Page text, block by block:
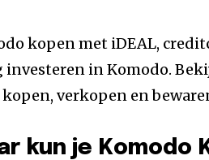
kopen met iDEAL,
investeren in Komodo.
verkopen en
kun je Komodo